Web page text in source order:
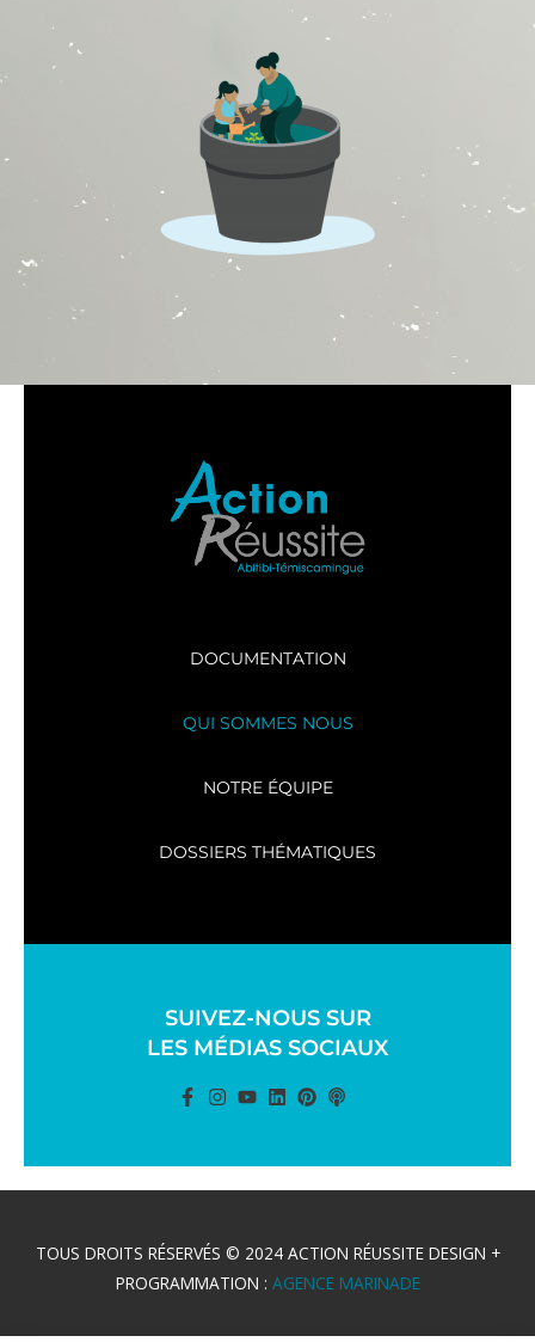
DOCUMENTATION
QUI SOMMES NOUS
NOTRE ÉQUIPE
DOSSIERS THÉMATIQUES
SUIVEZ-NOUS SUR
LES MÉDIAS SOCIAUX
TOUS DROITS RÉSERVÉS © 2024 ACTION RÉUSSITE DESIGN +
PROGRAMMATION : AGENCE MARINADE